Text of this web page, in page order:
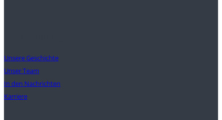
Unsere Geschichte
Unser Team
In den Nachrichten
Karriere